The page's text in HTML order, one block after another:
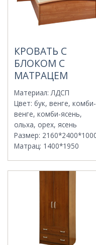
КРОВАТЬ С
БЛОКОМ С
МАТРАЦЕМ
Материал: ЛДСП
Цвет:бук, венге, комби-
венге, комби-ясень,
ольха, орех, ясень
Размер:
Матрац: 1400*1950